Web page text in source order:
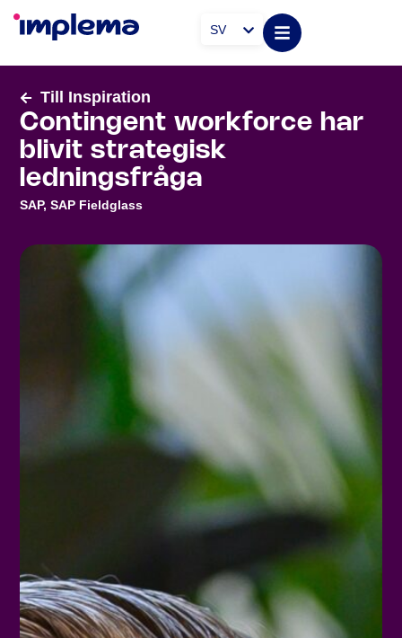
SV
Till Inspiration
Contingent workforce har
blivit strategisk
ledningsfråga
SAP,SAP Fieldglass